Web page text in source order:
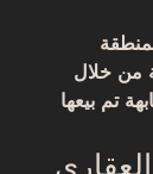
من خلال
تم بيعها